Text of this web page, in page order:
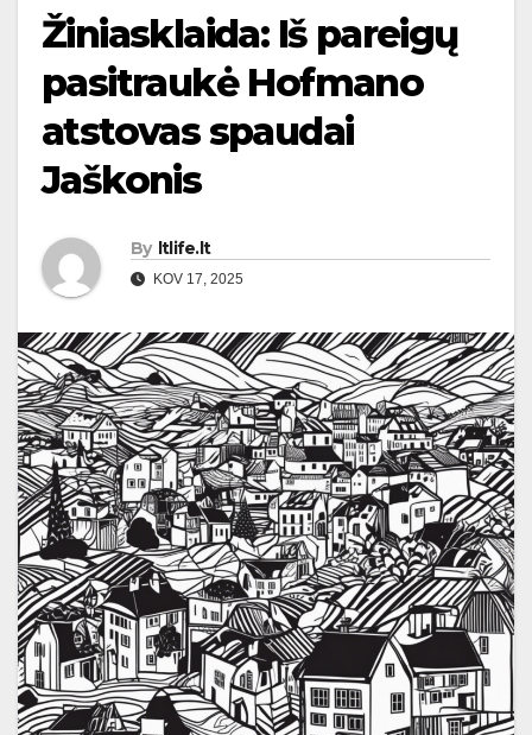
Žiniasklaida: Iš pareigų
pasitraukė Hofmano
atstovas spaudai
Jaškonis
By ltlife.lt
KOV 17, 2025